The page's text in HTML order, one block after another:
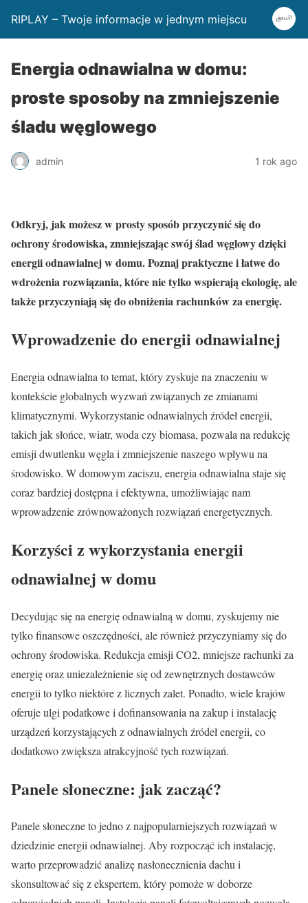
RIPLAY – Twoje informacje w jednym miejscu
Energia odnawialna w domu:
proste sposoby na zmniejszenie
śladu węglowego
admin 1 rok ago
Odkryj, jak możesz w prosty sposób przyczynić się do
ochrony środowiska, zmniejszając swój ślad węglowy dzięki
energii odnawialnej w domu. Poznaj praktyczne i łatwe do
wdrożenia rozwiązania, które nie tylko wspierają ekologię, ale
także przyczyniają się do obniżenia rachunków za energię.
Wprowadzenie do energii odnawialnej
Energia odnawialna to temat, który zyskuje na znaczeniu w
kontekście globalnych wyzwań związanych ze zmianami
klimatycznymi. Wykorzystanie odnawialnych źródeł energii,
takich jak słońce, wiatr, woda czy biomasa, pozwala na redukcję
emisji dwutlenku węgla i zmniejszenie naszego wpływu na
środowisko. W domowym zaciszu, energia odnawialna staje się
coraz bardziej dostępna i efektywna, umożliwiając nam
wprowadzenie zrównoważonych rozwiązań energetycznych.
Korzyści z wykorzystania energii
odnawialnej w domu
Decydując się na energię odnawialną w domu, zyskujemy nie
tylko finansowe oszczędności, ale również przyczyniamy się do
ochrony środowiska. Redukcja emisji CO2, mniejsze rachunki za
energię oraz uniezależnienie się od zewnętrznych dostawców
energii to tylko niektóre z licznych zalet. Ponadto, wiele krajów
oferuje ulgi podatkowe i dofinansowania na zakup i instalację
urządzeń korzystających z odnawialnych źródeł energii, co
dodatkowo zwiększa atrakcyjność tych rozwiązań.
Panele słoneczne: jak zacząć?
Panele słoneczne to jedno z najpopularniejszych rozwiązań w
dziedzinie energii odnawialnej. Aby rozpocząć ich instalację,
warto przeprowadzić analizę nasłonecznienia dachu i
skonsultować się z ekspertem, który pomoże w doborze